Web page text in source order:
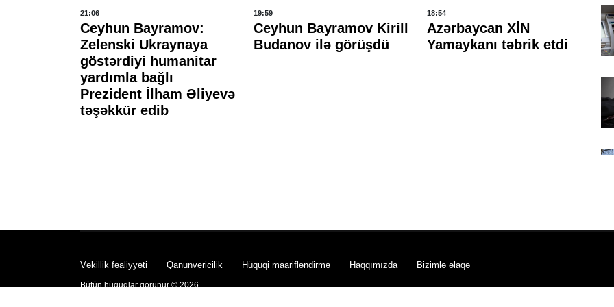
21:06
Ceyhun Bayramov:
Zelenski Ukraynaya
göstərdiyi humanitar
yardımla bağlı
Prezident İlham Əliyevə
təşəkkür edib
19:59
Ceyhun Bayramov Kirill
Budanov ilə görüşdü
18:54
Azərbaycan XİN
Yamaykanı təbrik etdi
Vəkillik fəaliyyəti Qanunvericilik Hüquqi maarifləndirmə Haqqımızda Bizimlə əlaqə
Bütün hüquqlar qorunur © 2026